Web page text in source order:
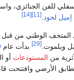
للفن الجنائزي،
إميل لحود.
[11]
[14]
المتحف الوطني من قبل
ويلموت.[29] بدأت عام
من المستودعات أو
الأرضي